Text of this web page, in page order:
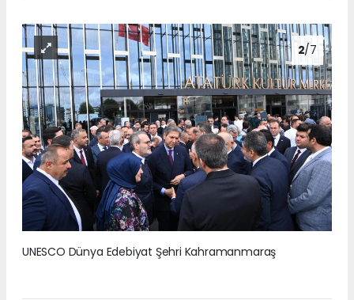
2/7
UNESCO Dünya Edebiyat Şehri Kahramanmaraş